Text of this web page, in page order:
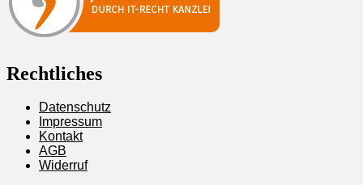
Rechtliches
Datenschutz
Impressum
Kontakt
AGB
Widerruf